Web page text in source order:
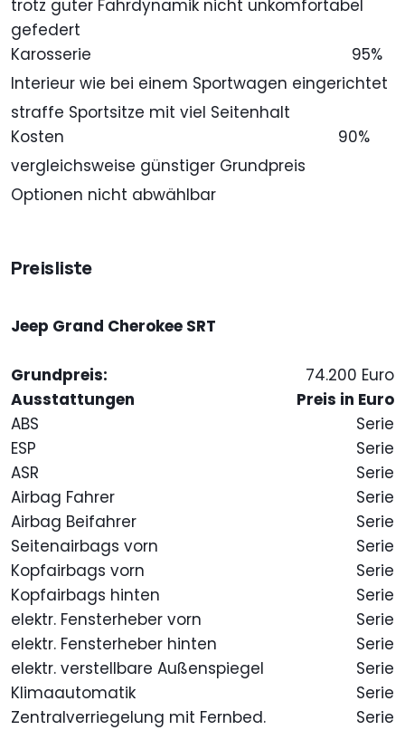
trotz guter Fahrdynamik nicht unkomfortabel
gefedert
Karosserie
95%
Interieur wie bei einem Sportwagen eingerichtet
straffe Sportsitze mit viel Seitenhalt
Kosten
90%
vergleichsweise günstiger Grundpreis
Optionen nicht abwählbar
Preisliste
Jeep Grand Cherokee SRT
Grundpreis:
74.200 Euro
Ausstattungen
Preis in Euro
ABS
Serie
ESP
Serie
ASR
Serie
Airbag Fahrer
Serie
Airbag Beifahrer
Serie
Seitenairbags vorn
Serie
Kopfairbags vorn
Serie
Kopfairbags hinten
Serie
elektr. Fensterheber vorn
Serie
elektr. Fensterheber hinten
Serie
elektr. verstellbare Außenspiegel
Serie
Klimaautomatik
Serie
Zentralverriegelung mit Fernbed.
Serie